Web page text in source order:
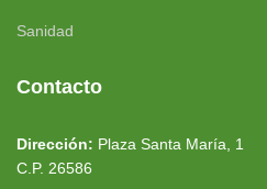
Sanidad
Contacto
Dirección: Plaza Santa María, 1
C.P. 26586